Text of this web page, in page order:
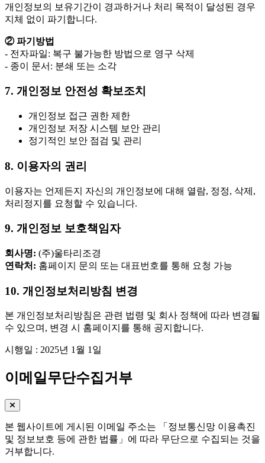
개인정보의 보유기간이 경과하거나 처리 목적이 달성된 경우
지체 없이 파기합니다.
② 파기방법
- 전자파일: 복구 불가능한 방법으로 영구 삭제
- 종이 문서: 분쇄 또는 소각
7. 개인정보 안전성 확보조치
개인정보 접근 권한 제한
개인정보 저장 시스템 보안 관리
정기적인 보안 점검 및 관리
8. 이용자의 권리
이용자는 언제든지 자신의 개인정보에 대해 열람, 정정, 삭제,
처리정지를 요청할 수 있습니다.
9. 개인정보 보호책임자
회사명: (주)울타리조경
연락처: 홈페이지 문의 또는 대표번호를 통해 요청 가능
10. 개인정보처리방침 변경
본 개인정보처리방침은 관련 법령 및 회사 정책에 따라 변경될
수 있으며, 변경 시 홈페이지를 통해 공지합니다.
시행일 : 2025년 1월 1일
이메일무단수집거부
본 웹사이트에 게시된 이메일 주소는 「정보통신망 이용촉진
및 정보보호 등에 관한 법률」에 따라 무단으로 수집되는 것을
거부합니다.